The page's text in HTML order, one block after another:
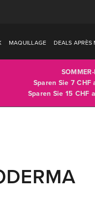
MAQUILLAGE DEALS APRÈS
Sparen Sie 7
Sparen Sie 15 CHF